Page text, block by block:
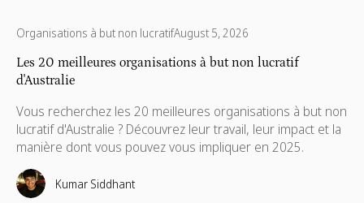
Organisations à but non lucratifAugust 5, 2026
Les 20 meilleures organisations à but non lucratif
d'Australie
Vous recherchez les 20 meilleures organisations à but non
lucratif d'Australie ? Découvrez leur travail, leur impact et la
manière dont vous pouvez vous impliquer en 2025.
Kumar Siddhant